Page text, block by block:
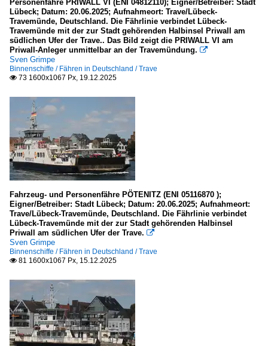
Galerien
Schiffsdetails
Personenfähre PRIWALL VI (ENI 04812110); Eigner/Betreiber: Stadt
Lübeck; Datum: 20.06.2025; Aufnahmeort: Trave/Lübeck-
Travemünde, Deutschland. Die Fährlinie verbindet Lübeck-
Travemünde mit der zur Stadt gehörenden Halbinsel Priwall am
südlichen Ufer der Trave.. Das Bild zeigt die PRIWALL VI am
Priwall-Anleger unmittelbar an der Travemündung. 
Sven Grimpe
Binnenschiffe / Fähren in Deutschland / Trave
 73 1600x1067 Px, 19.12.2025
Fahrzeug- und Personenfähre PÖTENITZ (ENI 05116870 );
Eigner/Betreiber: Stadt Lübeck; Datum: 20.06.2025; Aufnahmeort:
Trave/Lübeck-Travemünde, Deutschland. Die Fährlinie verbindet
Lübeck-Travemünde mit der zur Stadt gehörenden Halbinsel
Priwall am südlichen Ufer der Trave. 
Sven Grimpe
Binnenschiffe / Fähren in Deutschland / Trave
 81 1600x1067 Px, 15.12.2025